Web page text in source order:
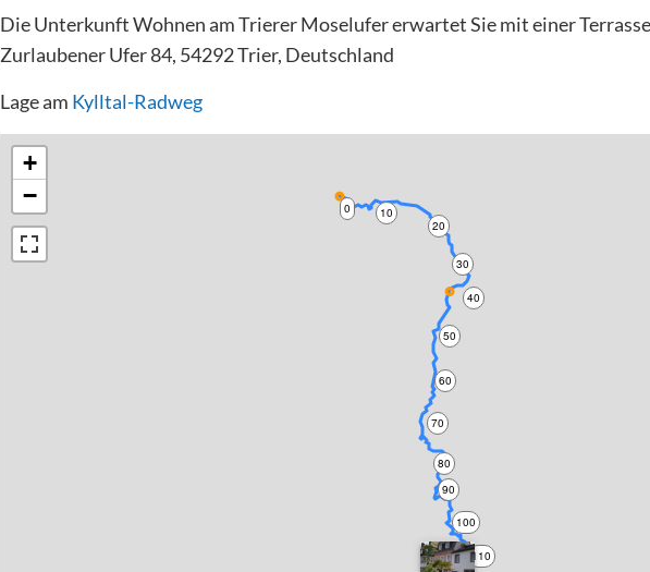
Die Unterkunft Wohnen am Trierer Moselufer erwartet Sie mit einer
Zurlaubener Ufer 84, 54292 Trier, Deutschland
Lage am Kylltal-Radweg
0
10
20
30
40
50
60
70
80
90
100
110
+
−